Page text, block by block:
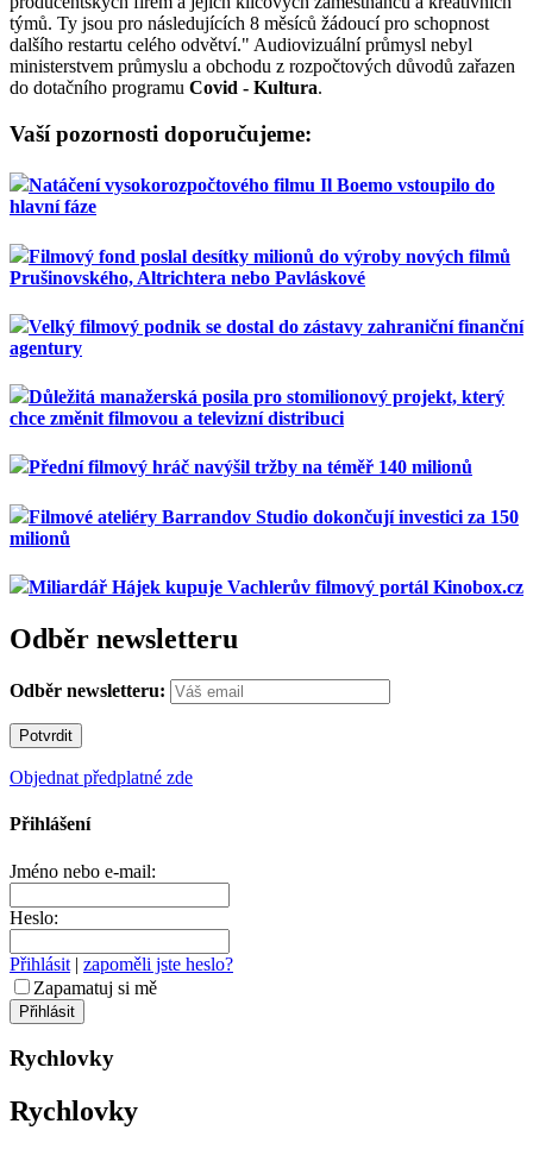
týmů. Ty jsou pro následujících 8 měsíců žádoucí pro schopnost
dalšího restartu celého odvětví." Audiovizuální průmysl nebyl
ministerstvem průmyslu a obchodu z rozpočtových důvodů zařazen
do dotačního programu Covid - Kultura.
Vaší pozornosti doporučujeme:
Natáčení vysokorozpočtového filmu Il Boemo vstoupilo do
hlavní fáze
Filmový fond poslal desítky milionů do výroby nových filmů
Prušinovského, Altrichtera nebo Pavláskové
Velký filmový podnik se dostal do zástavy zahraniční finanční
agentury
Důležitá manažerská posila pro stomilionový projekt, který
chce změnit filmovou a televizní distribuci
Přední filmový hráč navýšil tržby na téměř 140 milionů
Filmové ateliéry Barrandov Studio dokončují investici za 150
milionů
Miliardář Hájek kupuje Vachlerův filmový portál Kinobox.cz
Odběr newsletteru
Odběr newsletteru:
Objednat předplatné zde
Přihlášení
Jméno nebo e-mail:
Heslo:
Přihlásit | zapoměli jste heslo?
Zapamatuj si mě
Rychlovky
Rychlovky